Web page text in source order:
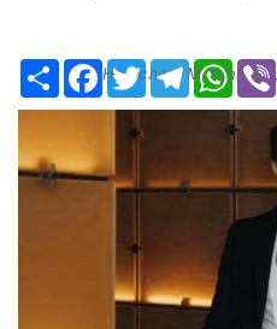
РесурсFacebook
TwitterTelegram
Надіслав: Margarita,